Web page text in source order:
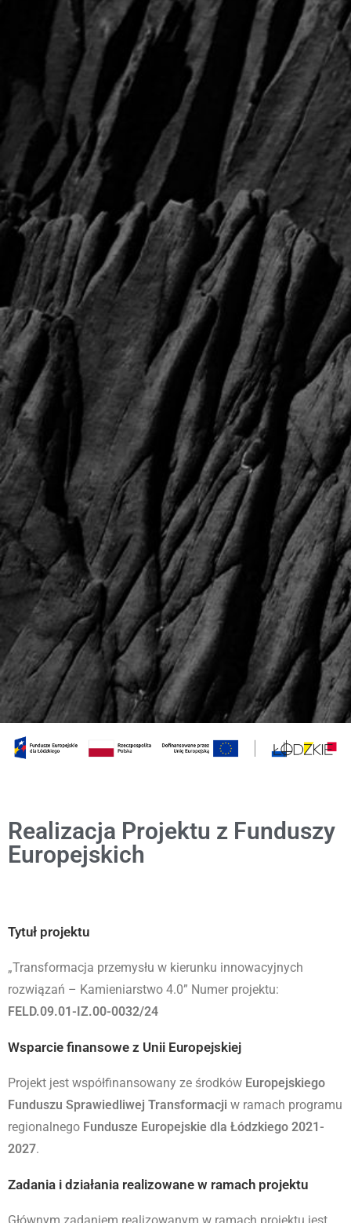
Realizacja Projektu z Funduszy
Europejskich
Tytuł projektu
„Transformacja przemysłu w kierunku innowacyjnych
rozwiązań – Kamieniarstwo 4.0” Numer projektu:
FELD.09.01-IZ.00-0032/24
Wsparcie finansowe z Unii Europejskiej
Projekt jest współfinansowany ze środków Europejskiego
Funduszu Sprawiedliwej Transformacji w ramach programu
regionalnego Fundusze Europejskie dla Łódzkiego 2021-
2027.
Zadania i działania realizowane w ramach projektu